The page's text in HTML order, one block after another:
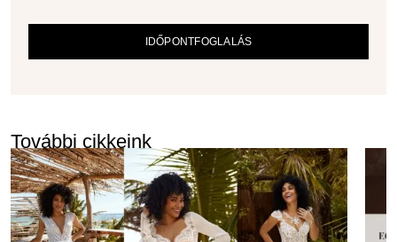
IDŐPONTFOGLALÁS
További cikkeink